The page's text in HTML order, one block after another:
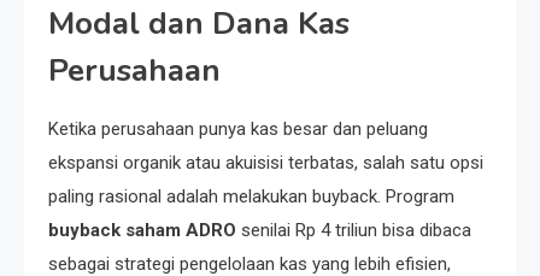
Modal dan Dana Kas
Perusahaan
Ketika perusahaan punya kas besar dan peluang
ekspansi organik atau akuisisi terbatas, salah satu opsi
paling rasional adalah melakukan buyback. Program
buyback saham ADRO senilai Rp 4 triliun bisa dibaca
sebagai strategi pengelolaan kas yang lebih efisien,